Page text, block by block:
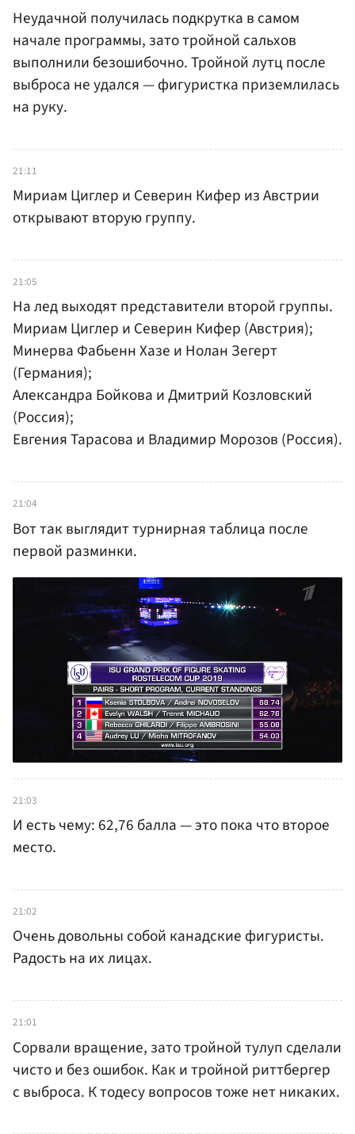
Неудачной получилась подкрутка в самом
начале программы, зато тройной сальхов
выполнили безошибочно. Тройной лутц после
выброса не удался — фигуристка приземлилась
на руку.
21:11
Мириам Циглер и Северин Кифер из Австрии
открывают вторую группу.
21:05
На лед выходят представители второй группы.
Мириам Циглер и Северин Кифер (Австрия);
Минерва Фабьенн Хазе и Нолан Зегерт
(Германия);
Александра Бойкова и Дмитрий Козловский
(Россия);
Евгения Тарасова и Владимир Морозов (Россия).
21:04
Вот так выглядит турнирная таблица после
первой разминки.
21:03
И есть чему: 62,76 балла — это пока что второе
место.
21:02
Очень довольны собой канадские фигуристы.
Радость на их лицах.
21:01
Сорвали вращение, зато тройной тулуп сделали
чисто и без ошибок. Как и тройной риттбергер
с выброса. К тодесу вопросов тоже нет никаких.